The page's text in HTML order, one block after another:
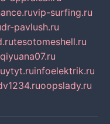
vip-surfing.ru
dr-pavlush.ru
tesotomeshell.ru
ytyt.ruinfoelektrik.ru
oopslady.ru